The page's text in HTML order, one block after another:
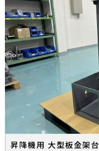
昇降機用 大型板金架台